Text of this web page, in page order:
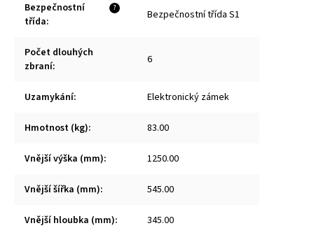
?
Bezpečnostní
třída: Bezpečnostní třída S1
Počet dlouhých
zbraní: 6
Uzamykání: Elektronický zámek
Hmotnost (kg): 83.00
Vnější výška (mm): 1250.00
Vnější šířka (mm): 545.00
Vnější hloubka (mm): 345.00